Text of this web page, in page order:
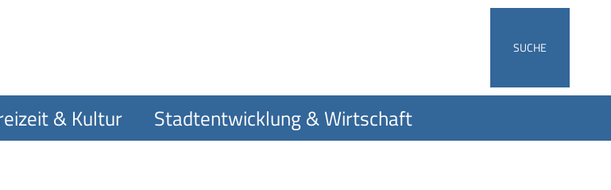
SUCHE
& Kultur Stadtentwicklung & Wirtschaft